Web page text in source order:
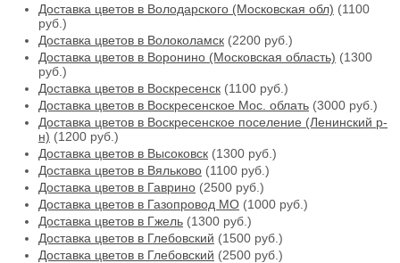
Доставка цветов в Володарского (Московская обл) (1100
руб.)
Доставка цветов в Волоколамск (2200 руб.)
Доставка цветов в Воронино (Московская область) (1300
руб.)
Доставка цветов в Воскресенск (1100 руб.)
Доставка цветов в Воскресенское Мос. облать (3000 руб.)
Доставка цветов в Воскресенское поселение (Ленинский р-
н) (1200 руб.)
Доставка цветов в Высоковск (1300 руб.)
Доставка цветов в Вяльково (1100 руб.)
Доставка цветов в Гаврино (2500 руб.)
Доставка цветов в Газопровод МО (1000 руб.)
Доставка цветов в Гжель (1300 руб.)
Доставка цветов в Глебовский (1500 руб.)
Доставка цветов в Глебовский (2500 руб.)